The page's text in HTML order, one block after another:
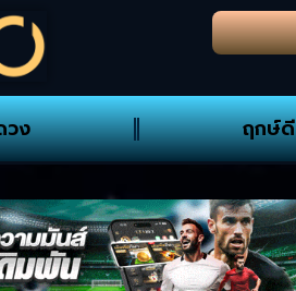
วง ฤกษ์ดี